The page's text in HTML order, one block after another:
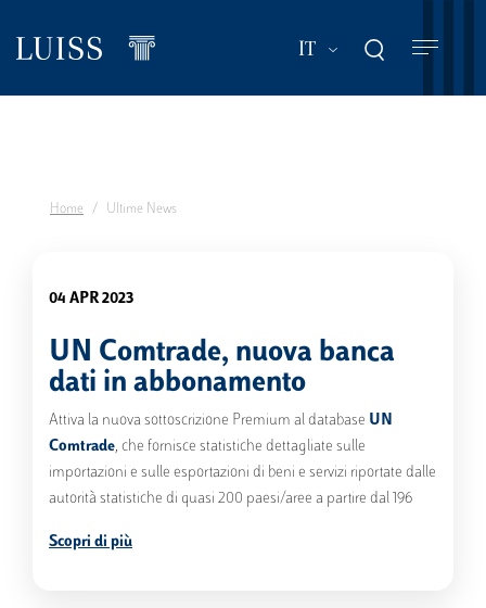
contenuto
IT Mostra ulteriori
Home Ultime News
04 APR 2023
UN Comtrade, nuova banca
dati in abbonamento
Attiva la nuova sottoscrizione Premium al database UN
Comtrade, che fornisce statistiche dettagliate sulle
importazioni e sulle esportazioni di beni e servizi riportate dalle
autorità statistiche di quasi 200 paesi/aree a partire dal 196
Scopri di più